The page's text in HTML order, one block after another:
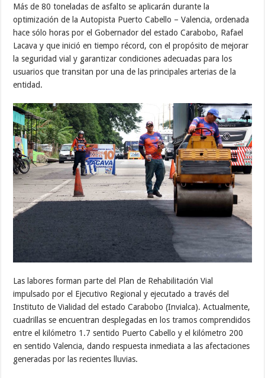
Más de 80 toneladas de asfalto se aplicarán durante la
optimización de la Autopista Puerto Cabello – Valencia, ordenada
hace sólo horas por el Gobernador del estado Carabobo, Rafael
Lacava y que inició en tiempo récord, con el propósito de mejorar
la seguridad vial y garantizar condiciones adecuadas para los
usuarios que transitan por una de las principales arterias de la
entidad.
Las labores forman parte del Plan de Rehabilitación Vial
impulsado por el Ejecutivo Regional y ejecutado a través del
Instituto de Vialidad del estado Carabobo (Invialca). Actualmente,
cuadrillas se encuentran desplegadas en los tramos comprendidos
entre el kilómetro 1.7 sentido Puerto Cabello y el kilómetro 200
en sentido Valencia, dando respuesta inmediata a las afectaciones
generadas por las recientes lluvias.